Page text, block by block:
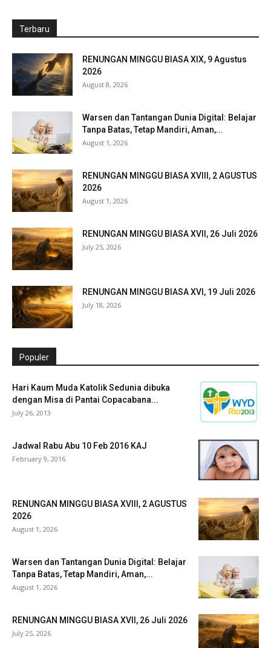
Terbaru
RENUNGAN MINGGU BIASA XIX, 9 Agustus
2026
August 8, 2026
Warsen dan Tantangan Dunia Digital: Belajar
Tanpa Batas, Tetap Mandiri, Aman,...
August 1, 2026
RENUNGAN MINGGU BIASA XVIII, 2 AGUSTUS
2026
August 1, 2026
RENUNGAN MINGGU BIASA XVII, 26 Juli 2026
July 25, 2026
RENUNGAN MINGGU BIASA XVI, 19 Juli 2026
July 18, 2026
Populer
Hari Kaum Muda Katolik Sedunia dibuka
dengan Misa di Pantai Copacabana...
July 26, 2013
Jadwal Rabu Abu 10 Feb 2016 KAJ
February 9, 2016
RENUNGAN MINGGU BIASA XVIII, 2 AGUSTUS
2026
August 1, 2026
Warsen dan Tantangan Dunia Digital: Belajar
Tanpa Batas, Tetap Mandiri, Aman,...
August 1, 2026
RENUNGAN MINGGU BIASA XVII, 26 Juli 2026
July 25, 2026